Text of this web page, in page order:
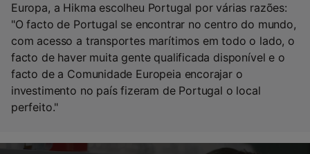
Europa, a Hikma escolheu Portugal por várias razões:
"O facto de Portugal se encontrar no centro do mundo,
com acesso a transportes marítimos em todo o lado, o
facto de haver muita gente qualificada disponível e o
facto de a Comunidade Europeia encorajar o
investimento no país fizeram de Portugal o local
perfeito."